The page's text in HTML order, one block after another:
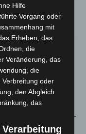
bei
Oper im
2.798
Hilfe
Vorgang oder
mit
Erheben, das
die
Veränderung, das
die
oder
den Abgleich
das